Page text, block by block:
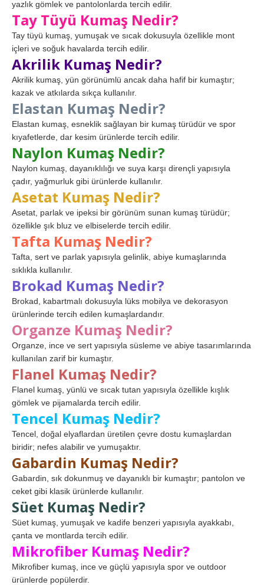
yazlık gömlek ve pantolonlarda tercih edilir.
Tay Tüyü Kumaş Nedir?
Tay tüyü kumaş, yumuşak ve sıcak dokusuyla özellikle mont
içleri ve soğuk havalarda tercih edilir.
Akrilik Kumaş Nedir?
Akrilik kumaş, yün görünümlü ancak daha hafif bir kumaştır;
kazak ve atkılarda sıkça kullanılır.
Elastan Kumaş Nedir?
Elastan kumaş, esneklik sağlayan bir kumaş türüdür ve spor
kıyafetlerde, dar kesim ürünlerde tercih edilir.
Naylon Kumaş Nedir?
Naylon kumaş, dayanıklılığı ve suya karşı dirençli yapısıyla
çadır, yağmurluk gibi ürünlerde kullanılır.
Asetat Kumaş Nedir?
Asetat, parlak ve ipeksi bir görünüm sunan kumaş türüdür;
özellikle şık bluz ve elbiselerde tercih edilir.
Tafta Kumaş Nedir?
Tafta, sert ve parlak yapısıyla gelinlik, abiye kumaşlarında
sıklıkla kullanılır.
Brokad Kumaş Nedir?
Brokad, kabartmalı dokusuyla lüks mobilya ve dekorasyon
ürünlerinde tercih edilen kumaşlardandır.
Organze Kumaş Nedir?
Organze, ince ve sert yapısıyla süsleme ve abiye tasarımlarında
kullanılan zarif bir kumaştır.
Flanel Kumaş Nedir?
Flanel kumaş, yünlü ve sıcak tutan yapısıyla özellikle kışlık
gömlek ve pijamalarda tercih edilir.
Tencel Kumaş Nedir?
Tencel, doğal elyaflardan üretilen çevre dostu kumaşlardan
biridir; nefes alabilir ve yumuşaktır.
Gabardin Kumaş Nedir?
Gabardin, sık dokunmuş ve dayanıklı bir kumaştır; pantolon ve
ceket gibi klasik ürünlerde kullanılır.
Süet Kumaş Nedir?
Süet kumaş, yumuşak ve kadife benzeri yapısıyla ayakkabı,
çanta ve montlarda tercih edilir.
Mikrofiber Kumaş Nedir?
Mikrofiber kumaş, ince ve güçlü yapısıyla spor ve outdoor
ürünlerde popülerdir.